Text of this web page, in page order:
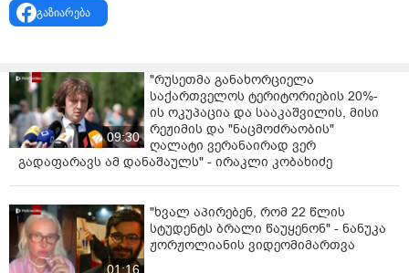
მისთვის უფრო მნიშვნელოვანი ბოლო ნაწილი იყო,
სადაც "მოსამართლე რომეო ტყეშელაშვილმა გიგა
"მე, რა თქმა უნდა, შინაგანი მოლოდინი მქონდა
მაქსიმალური სახდელის, ვიცოდი, რომ თუკი 14 წელს
მიუსჯიდა, დააკლდებოდა მეოთხედი და დარჩებოდა
10 წელი და 6 თვე, მაგრამ მე მინდა აქ ერთი რამე
ვტქვა, ვფიქრობდი, განა რა შეიცვლება ჩემსა და ჩემი
ისევ წაიყვანდნენ ციხეში და მე და ჩემი ნიკა ისევ
ავტომატებით წავიდოდით გიგას სასაფლაოზე.
მოსამართლემ, რომეო ტყეშელაშვილმა მე დღეს
გაზიარება
09:30
"რუსეთმა განახორციელა
საქართველოს ტერიტორიების 20%-
ის ოკუპაცია და სააკაშვილის, მისი
რეჟიმის და "ნაცმოძრაობის"
ღალატი ვერანაირად ვერ
გადაფარავს ამ დანაშაულს" - ირაკლი კობახიძე
01:16
"ხვალ აპირებენ, რომ 22 წლის
სტუდენტს ბრალი წაუყენონ" - ნანუკა
ჟორჟოლიანის ვიდეომიმართვა